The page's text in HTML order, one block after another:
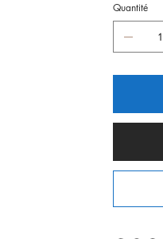
Quantité